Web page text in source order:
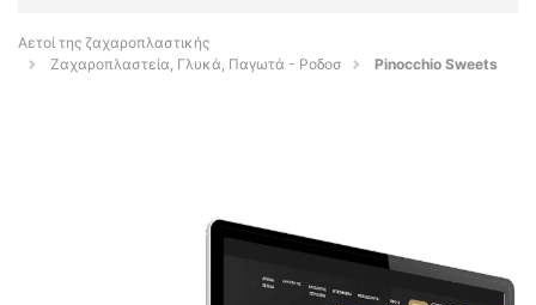
Αετοί της ζαχαροπλαστικής
Ζαχαροπλαστεία, Γλυκά, Παγωτά - Ροδοσ
Pinocchio Sweets